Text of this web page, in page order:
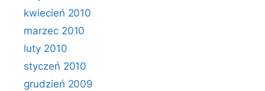
kwiecień 2010
marzec 2010
luty 2010
styczeń 2010
grudzień 2009